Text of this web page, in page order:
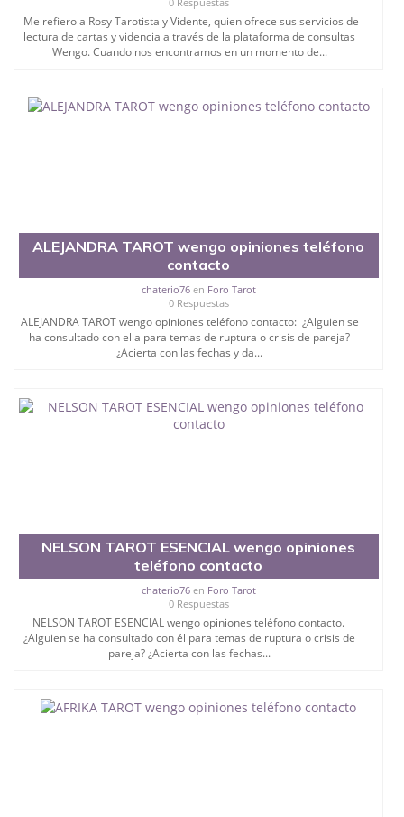
Me refiero a Rosy Tarotista y Vidente, quien ofrece sus servicios de
lectura de cartas y videncia a través de la plataforma de consultas
Wengo. Cuando nos encontramos en un momento de...
ALEJANDRA TAROT wengo opiniones teléfono
contacto
chaterio76en Foro Tarot
0 Respuestas
ALEJANDRA TAROT wengo opiniones teléfono contacto: ¿Alguien se
ha consultado con ella para temas de ruptura o crisis de pareja?
¿Acierta con las fechas y da...
NELSON TAROT ESENCIAL wengo opiniones
teléfono contacto
chaterio76en Foro Tarot
0 Respuestas
NELSON TAROT ESENCIAL wengo opiniones teléfono contacto.
¿Alguien se ha consultado con él para temas de ruptura o crisis de
pareja? ¿Acierta con las fechas...